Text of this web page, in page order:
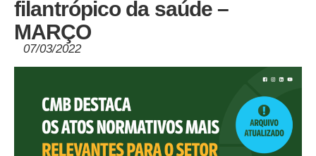
filantrópico da saúde –
MARÇO
07/03/2022